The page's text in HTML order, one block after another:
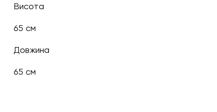
Висота
65 см
Довжина
65 см